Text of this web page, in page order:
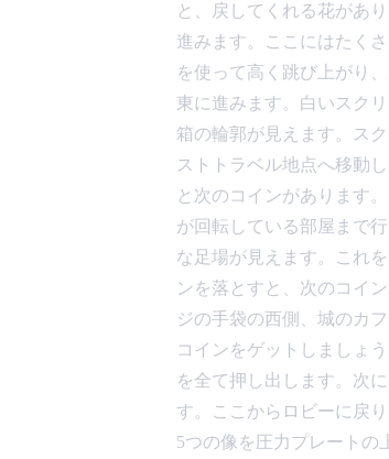
と、戻してくれる花があ
進みます。ここにはたく
を使って高く跳び上がり
東に進みます。白いスク
箱の輪郭が見えます。ス
ストトラベル地点へ移動
と次のコインがあります
が回転している部屋まで
な足場が見えます。これ
ンを落とすと、次のコイ
ジの手袋の西側、城のカ
コインをゲットしましょ
を全て押し出します。次
す。ここからロビーに戻
5つの像を圧力プレートの